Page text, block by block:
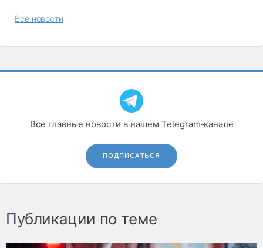
Все новости
Все главные новости в нашем Telegram‑канале
ПОДПИСАТЬСЯ
Публикации по теме